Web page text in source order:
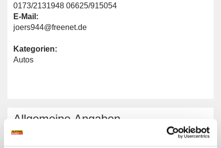
0173/2131948 06625/915054
E-Mail:
joers944@freenet.de
Kategorien:
Autos
Allgemeine Angaben